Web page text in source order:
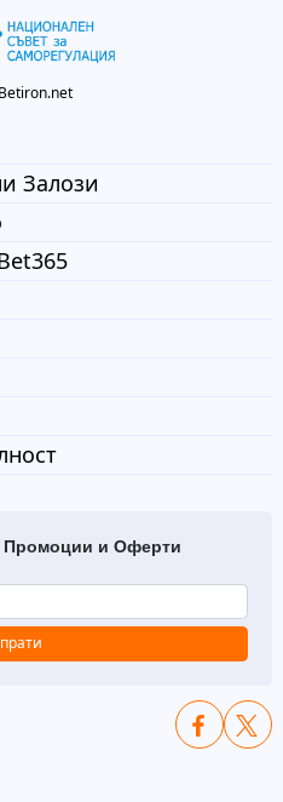
Betiron.net
Залози
и Оферти